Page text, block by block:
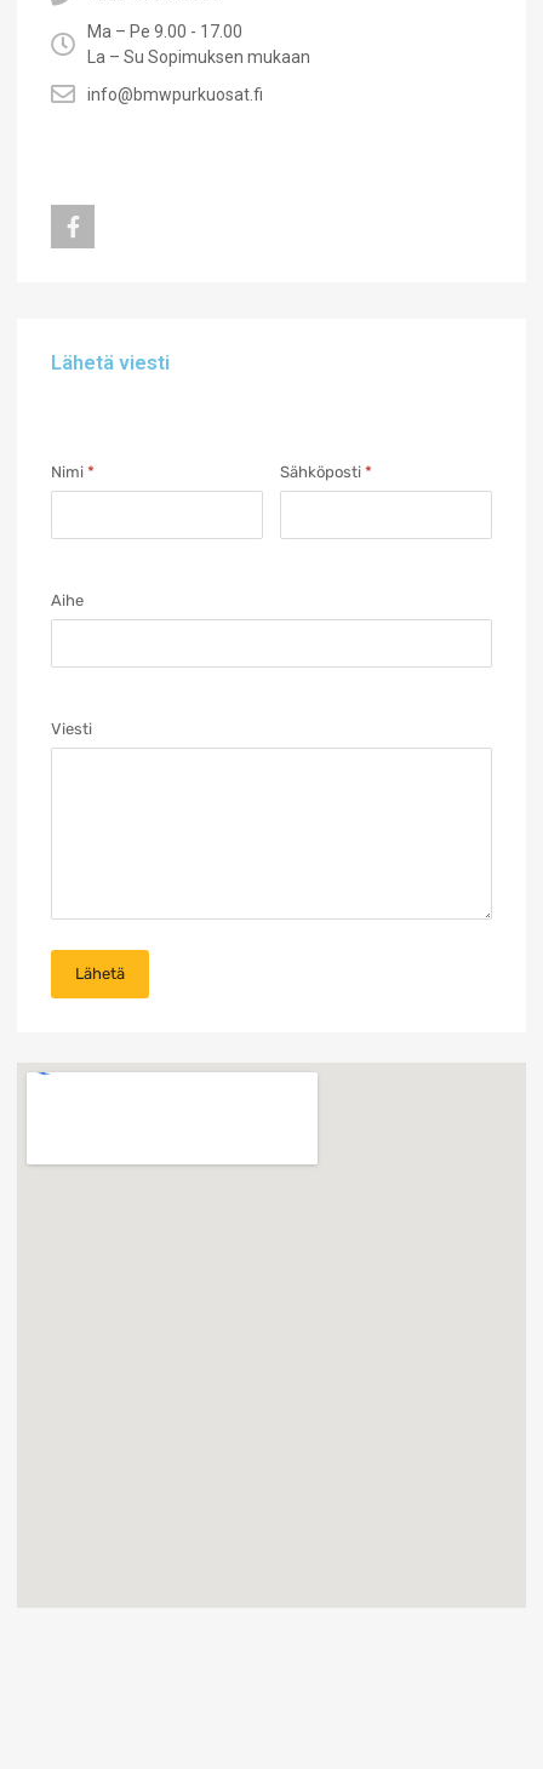
Ma – Pe 9.00 - 17.00
La – Su Sopimuksen mukaan
info@bmwpurkuosat.fi
Lähetä viesti
Nimi * Sähköposti*
Aihe
Viesti